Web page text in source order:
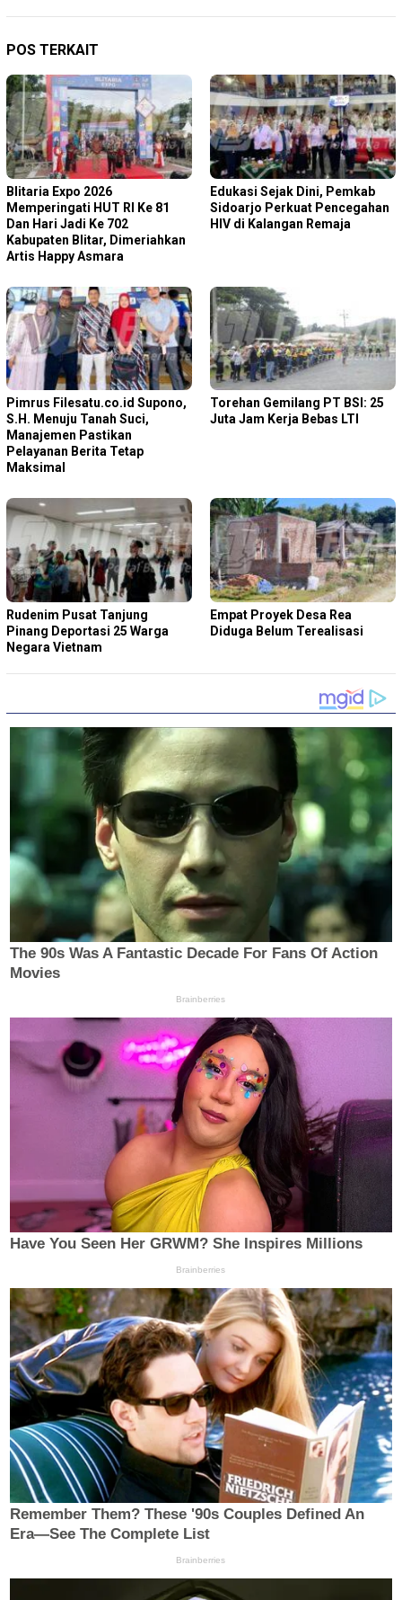
POS TERKAIT
Blitaria Expo 2026
Memperingati HUT RI Ke 81
Dan Hari Jadi Ke 702
Kabupaten Blitar, Dimeriahkan
Artis Happy Asmara
Edukasi Sejak Dini, Pemkab
Sidoarjo Perkuat Pencegahan
HIV di Kalangan Remaja
Pimrus Filesatu.co.id Supono,
S.H. Menuju Tanah Suci,
Manajemen Pastikan
Pelayanan Berita Tetap
Maksimal
Torehan Gemilang PT BSI: 25
Juta Jam Kerja Bebas LTI
Rudenim Pusat Tanjung
Pinang Deportasi 25 Warga
Negara Vietnam
Empat Proyek Desa Rea
Diduga Belum Terealisasi